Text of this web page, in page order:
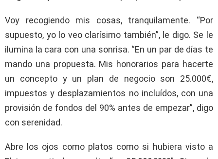
Voy recogiendo mis cosas, tranquilamente. “Por
supuesto, yo lo veo clarísimo también”, le digo. Se le
ilumina la cara con una sonrisa. “En un par de días te
mando una propuesta. Mis honorarios para hacerte
un concepto y un plan de negocio son 25.000€,
impuestos y desplazamientos no incluídos, con una
provisión de fondos del 90% antes de empezar”, digo
con serenidad.
Abre los ojos como platos como si hubiera visto a